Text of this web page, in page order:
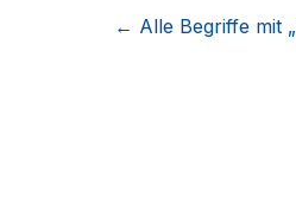
← Alle Begriffe mit „